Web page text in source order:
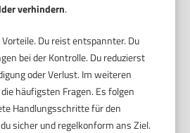
verhindern.
Du reist entspannter. Du
bei der Kontrolle. Du reduzierst
oder Verlust. Im weiteren
häufigsten Fragen. Es folgen
Handlungsschritte für den
sicher und regelkonform ans Ziel.